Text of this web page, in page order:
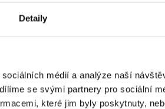
Detaily
médií a analýze naší
se svými partnery pro sociální
které jim byly poskytnuty,
VÁS TAKÉ ZAJÍMAT